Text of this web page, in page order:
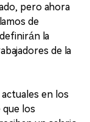
pero ahora
de
la
de la
en los
que los